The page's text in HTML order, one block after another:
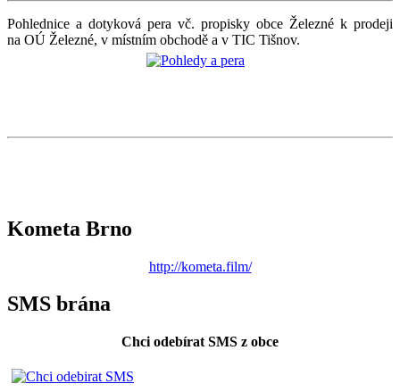
Pohlednice a dotyková pera vč. propisky obce Železné k prodeji
na OÚ Železné, v místním obchodě a v TIC Tišnov.
Kometa Brno
http://kometa.film/
SMS brána
Chci odebírat SMS z obce